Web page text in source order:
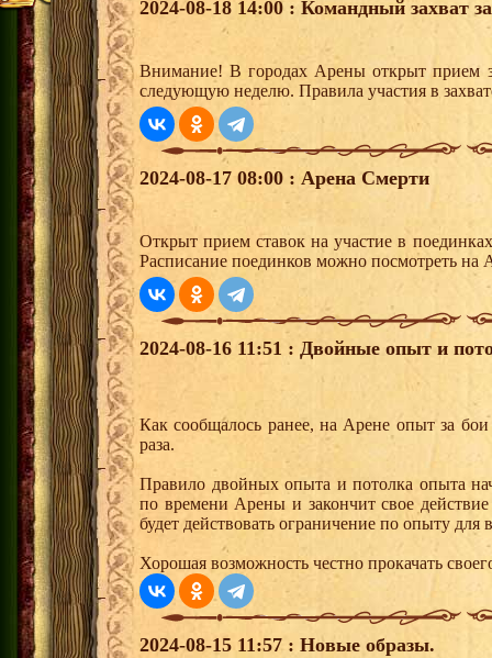
2024-08-18 14:00 : Командный захват
Внимание! В городах Арены открыт прием
следующую неделю. Правила участия в
2024-08-17 08:00 : Арена Смерти
Открыт прием ставок на участие в
Расписание поединков можно посмотреть на
2024-08-16 11:51 : Двойные опыт и
Как сообщалось ранее, на Арене опыт за
раза.
Правило двойных опыта и потолка опыта
по времени Арены и закончит свое
будет действовать ограничение по опыту
Хорошая возможность честно прокачать
2024-08-15 11:57 : Новые образы.